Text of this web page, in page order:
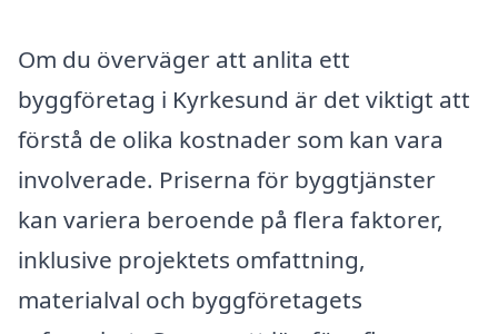
Om du överväger att anlita ett
byggföretag i Kyrkesund är det viktigt att
förstå de olika kostnader som kan vara
involverade. Priserna för byggtjänster
kan variera beroende på flera faktorer,
inklusive projektets omfattning,
materialval och byggföretagets